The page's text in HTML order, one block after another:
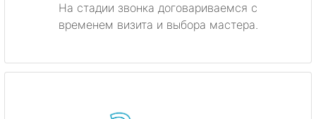
На стадии звонка договариваемся с
временем визита и выбора мастера.